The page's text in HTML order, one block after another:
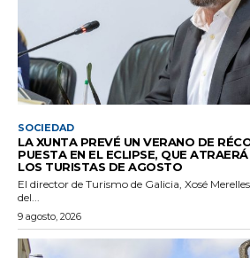
SOCIEDAD
LA XUNTA PREVÉ UN VERANO DE
PUESTA EN EL ECLIPSE, QUE
LOS TURISTAS DE AGOSTO
El director de Turismo de Galicia, Xosé
del...
9 agosto, 2026